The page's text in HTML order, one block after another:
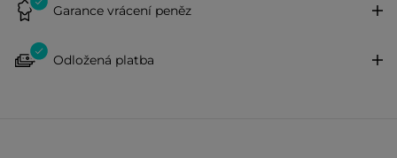
Garance vrácení peněz
Odložená platba